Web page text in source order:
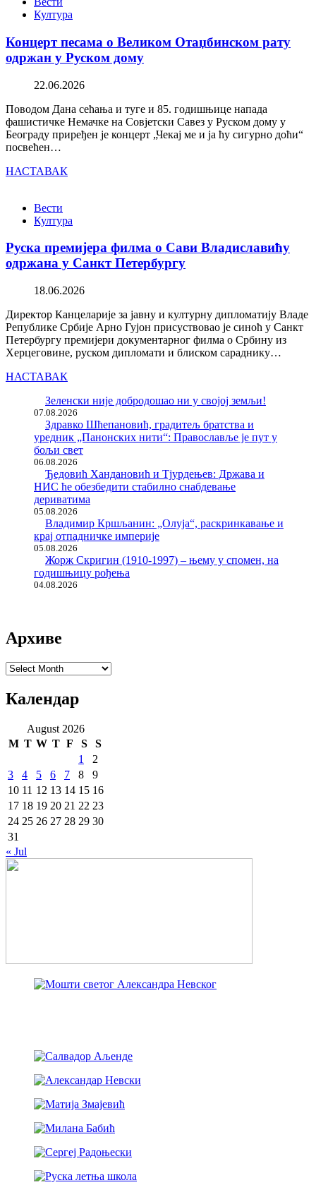
Култура
Концерт песама о Великом Отаџбинском рату
одржан у Руском дому
22.06.2026
Поводом Дана сећања и туге и 85. годишњице напада
фашистичке Немачке на Совјетски Савез у Руском дому у
Београду приређен је концерт „Чекај ме и ја ћу сигурно доћи“
посвећен…
НАСТАВАК
Вести
Култура
Руска премијера филма о Сави Владиславићу
одржана у Санкт Петербургу
18.06.2026
Директор Канцеларије за јавну и културну дипломатију Владе
Републике Србије Арно Гујон присуствовао је синоћ у Санкт
Петербургу премијери документарног филма о Србину из
Херцеговине, руском дипломати и блиском сараднику…
НАСТАВАК
Зеленски није добродошао ни у својој земљи!
07.08.2026
Здравко Шћепановић, градитељ братства и
уредник „Панонских нити“: Православље је пут у
бољи свет
06.08.2026
Ђедовић Хандановић и Тјурдењев: Држава и
НИС ће обезбедити стабилно снабдевање
дериватима
05.08.2026
Владимир Кршљанин: „Олуја“, раскринкавање и
крај отпадничке империје
05.08.2026
Жорж Скригин (1910-1997) – њему у спомен, на
годишњицу рођења
04.08.2026
Архиве
Архиве
Календар
August 2026
M T W T F S
S
1
2
3
4 5 6 7 8
9
10 11 12 13 14 15 16
17 18 19 20 21 22 23
24 25 26 27 28 29 30
31
« Jul